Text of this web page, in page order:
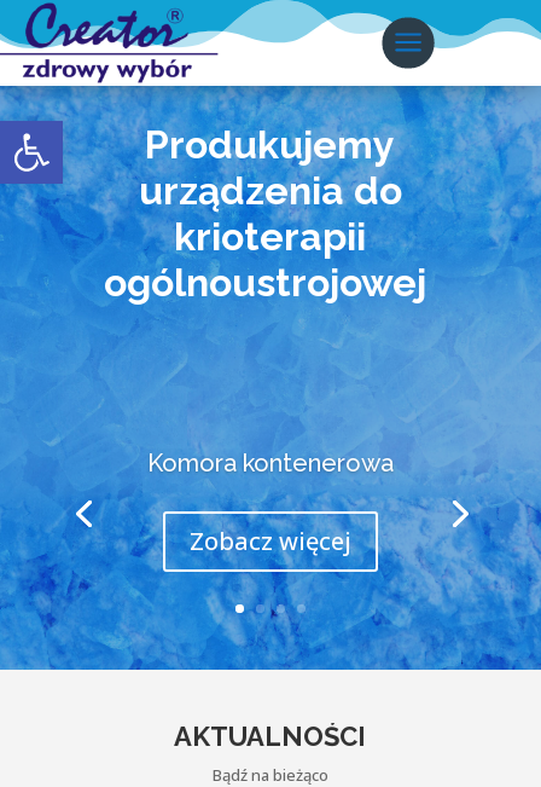
Otwórz pasek narzędziProdukujemy
urządzenia do
krioterapii
ogólnoustrojowej
Komora kontenerowa
Zobacz więcej
AKTUALNOŚCI
Bądź na bieżąco